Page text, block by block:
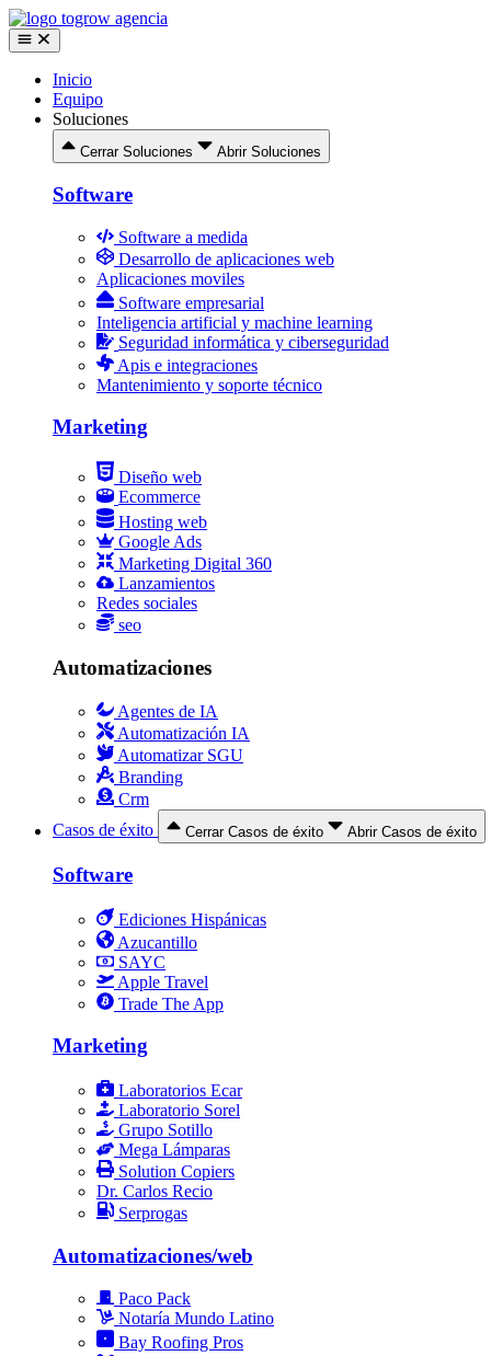
Ir
al
contenido
Inicio
Equipo
Soluciones
Cerrar Soluciones Abrir Soluciones
Software
Software a medida
Desarrollo de aplicaciones web
Aplicaciones moviles
Software empresarial
Inteligencia artificial y machine learning
Seguridad informática y ciberseguridad
Apis e integraciones
Mantenimiento y soporte técnico
Marketing
Diseño web
Ecommerce
Hosting web
Google Ads
Marketing Digital 360
Lanzamientos
Redes sociales
seo
Automatizaciones
Agentes de IA
Automatización IA
Automatizar SGU
Branding
Crm
Casos de éxito
Cerrar Casos de éxito Abrir Casos de éxito
Software
Ediciones Hispánicas
Azucantillo
SAYC
Apple Travel
Trade The App
Marketing
Laboratorios Ecar
Laboratorio Sorel
Grupo Sotillo
Mega Lámparas
Solution Copiers
Dr. Carlos Recio
Serprogas
Automatizaciones/web
Paco Pack
Notaría Mundo Latino
Bay Roofing Pros